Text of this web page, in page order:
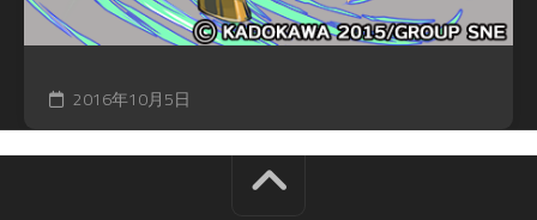
2016年10月5日